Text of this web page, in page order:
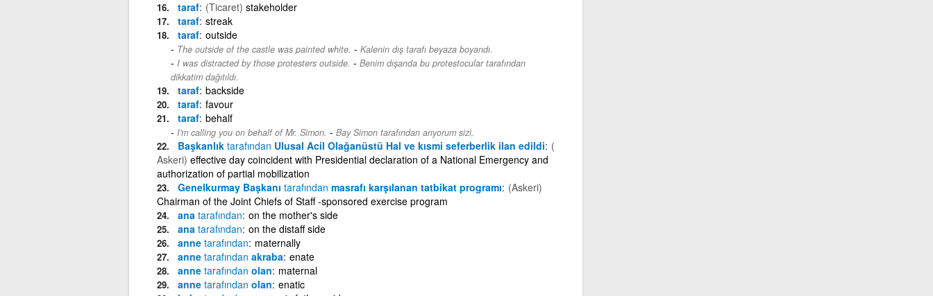
taraf (Ticaret) stakeholder
taraf streak
taraf outside
The outside of the castle was painted white. - Kalenin dış tarafı beyaza boyandı.
I was distracted by those protesters outside. - Benim dışarıda bu protestocular tarafından
dikkatim dağıtıldı.
taraf backside
taraf favour
taraf behalf
I'm calling you on behalf of Mr. Simon. - Bay Simon tarafından arıyorum sizi.
Başkanlık tarafından Ulusal Acil Olağanüstü Hal ve kısmi seferberlik ilan edildi (
Askeri) effective day coincident with Presidential declaration of a National Emergency and
authorization of partial mobilization
Genelkurmay Başkanı tarafından masrafı karşılanan tatbikat programı (Askeri)
Chairman of the Joint Chiefs of Staff -sponsored exercise program
ana tarafından on the mother's side
ana tarafından on the distaff side
anne tarafından maternally
anne tarafından akraba enate
anne tarafından olan maternal
anne tarafından olan enatic